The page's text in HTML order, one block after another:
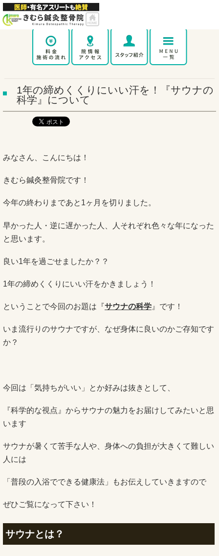
1年の締めくくりにいい汗を！『サウナの
科学』について
みなさん、こんにちは！
きむら鍼灸整骨院です！
今年の終わりまであと1ヶ月を切りました。
早かった人・逆に遅かった人、人それぞれ色々な年になった
と思います。
良い1年を過ごせましたか？？
1年の締めくくりにいい汗をかきましょう！
ということで今回のお題は『サウナの科学 』です！
いま流行りのサウナですが、なぜ身体に良いのかご存知です
か？
今回は「気持ちがいい」とか好みは抜きとして、
『科学的な視点』からサウナの魅力をお届けしてみたいと思
います
サウナが暑くて苦手な人や、身体への負担が大きくて難しい
人には
「普段の入浴でできる健康法」もお伝えしていきますので
ぜひご覧になって下さい！
サウナとは？